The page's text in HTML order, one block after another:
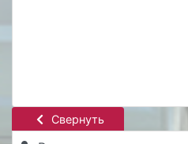
Свернуть